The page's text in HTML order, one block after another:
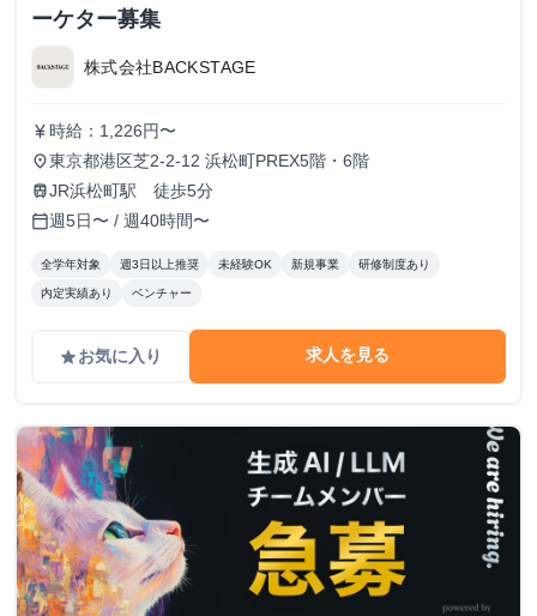
ーケター募集
株式会社BACKSTAGE
currency_yen 時給：1,226円〜
place東京都港区芝2-2-12 浜松町PREX5階・6階
trainJR浜松町駅 徒歩5分
calendar_today週5日〜 / 週40時間〜
全学年対象 週3日以上推奨 未経験OK 新規事業 研修制度あり
内定実績あり ベンチャー
gradeお気に入り 求人を見る